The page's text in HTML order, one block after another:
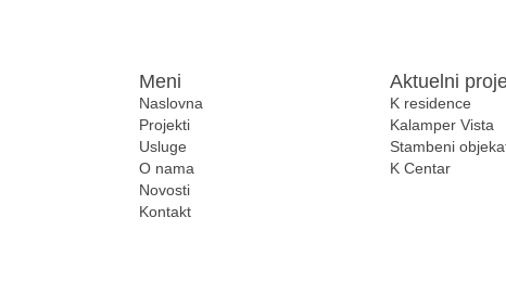
Meni
Naslovna
Projekti
Usluge
O nama
Novosti
Kontakt
Aktuelni
K residence
Kalamper Vista
Stambeni
K Centar